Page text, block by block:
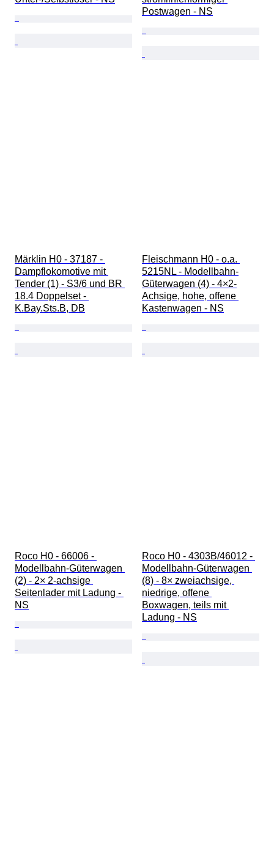
Postwagen - NS
Märklin H0 - 37187 -
Dampflokomotive mit
Tender (1) - S3/6 und BR
18.4 Doppelset -
K.Bay.Sts.B, DB
Fleischmann H0 - o.a.
5215NL - Modellbahn-
Güterwagen (4) - 4×2-
Achsige, hohe, offene
Kastenwagen - NS
Roco H0 - 66006 -
Modellbahn-Güterwagen
(2) - 2× 2-achsige
Seitenlader mit Ladung -
NS
Roco H0 - 4303B/46012 -
Modellbahn-Güterwagen
(8) - 8× zweiachsige,
niedrige, offene
Boxwagen, teils mit
Ladung - NS